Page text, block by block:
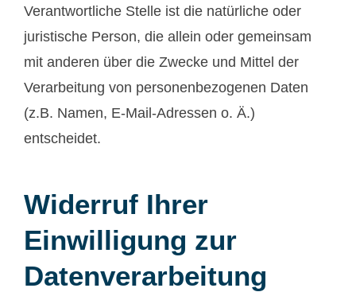
Verantwortliche Stelle ist die natürliche oder
juristische Person, die allein oder gemeinsam
mit anderen über die Zwecke und Mittel der
Verarbeitung von personenbezogenen Daten
(z.B. Namen, E-Mail-Adressen o. Ä.)
entscheidet.
Widerruf Ihrer
Einwilligung zur
Datenverarbeitung